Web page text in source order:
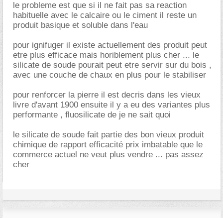
le probleme est que si il ne fait pas sa reaction
habituelle avec le calcaire ou le ciment il reste un
produit basique et soluble dans l'eau
pour ignifuger il existe actuellement des produit peut
etre plus efficace mais horiblement plus cher ... le
silicate de soude pourait peut etre servir sur du bois ,
avec une couche de chaux en plus pour le stabiliser
pour renforcer la pierre il est decris dans les vieux
livre d'avant 1900 ensuite il y a eu des variantes plus
performante , fluosilicate de je ne sait quoi
le silicate de soude fait partie des bon vieux produit
chimique de rapport efficacité prix imbatable que le
commerce actuel ne veut plus vendre ... pas assez
cher